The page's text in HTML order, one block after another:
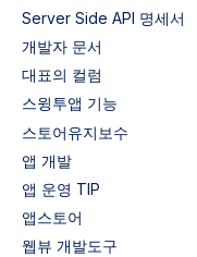
Server Side API 명세서
개발자 문서
대표의 컬럼
스윙투앱 기능
스토어유지보수
앱 개발
앱 운영 TIP
앱스토어
웹뷰 개발도구